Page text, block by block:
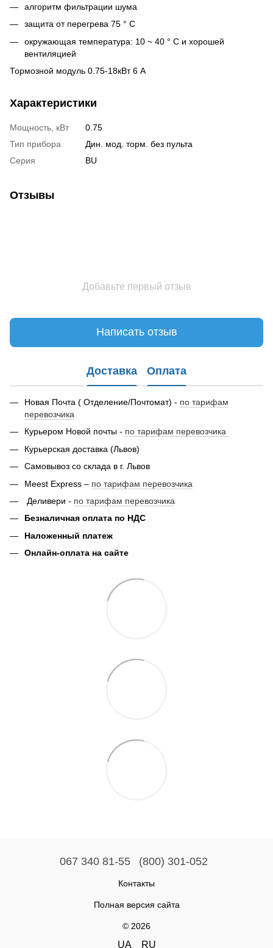
алгоритм фильтрации шума
защита от перегрева 75 ° С
окружающая температура: 10 ~ 40 ° С и хорошей
вентиляцией
Тормозной модуль 0.75-18кВт 6 А
Характеристики
Мощность, кВт
0.75
Тип прибора
Дин. мод. торм. без пульта
Серия
BU
Отзывы
Добавьте первый отзыв
Написать отзыв
Доставка Оплата
Новая Почта ( Отделение/Почтомат) - по тарифам
перевозчика
Курьером Новой почты - по тарифам перевозчика
Курьерская доставка (Львов)
Самовывоз со склада в г. Львов
Meest Express – по тарифам перевозчика
Деливери - по тарифам перевозчика
Безналичная оплата по НДС
Наложенный платеж
Онлайн-оплата на сайте
067 340 81-55 (800) 301-052
Контакты
Полная версия сайта
© 2026
UA RU